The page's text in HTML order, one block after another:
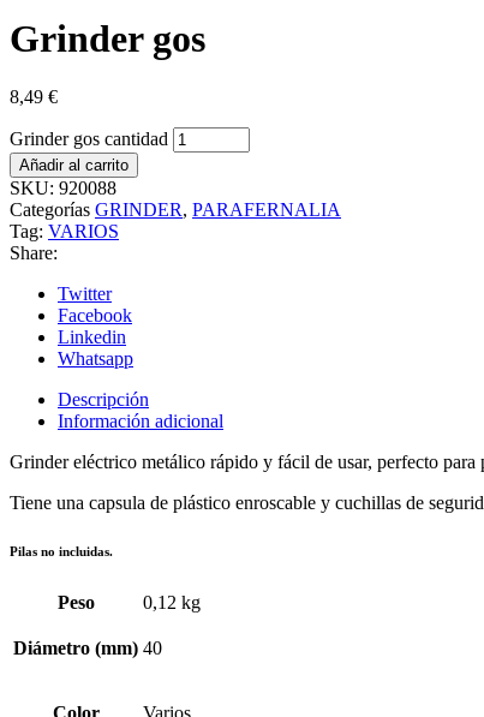
Grinder gos
8,49 €
Grinder gos cantidad
Añadir al carrito
SKU: 920088
Categorías GRINDER, PARAFERNALIA
Tag: VARIOS
Share:
Twitter
Facebook
Linkedin
Whatsapp
Descripción
Información adicional
Grinder eléctrico metálico rápido y fácil de usar, perfecto
Tiene una capsula de plástico enroscable y cuchillas de
Pilas no incluidas.
Peso 0,12 kg
Diámetro (mm) 40